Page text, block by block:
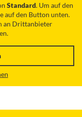
Standard. Um auf den
auf den Button unten.
an Drittanbieter